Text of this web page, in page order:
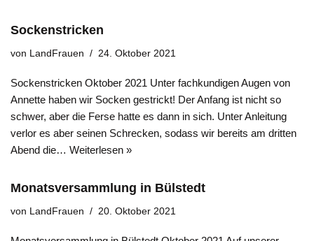
Sockenstricken
von LandFrauen 24. Oktober 2021
Sockenstricken Oktober 2021 Unter fachkundigen Augen von
Annette haben wir Socken gestrickt! Der Anfang ist nicht so
schwer, aber die Ferse hatte es dann in sich. Unter Anleitung
verlor es aber seinen Schrecken, sodass wir bereits am dritten
Abend die… Weiterlesen »
Monatsversammlung in Bülstedt
von LandFrauen 20. Oktober 2021